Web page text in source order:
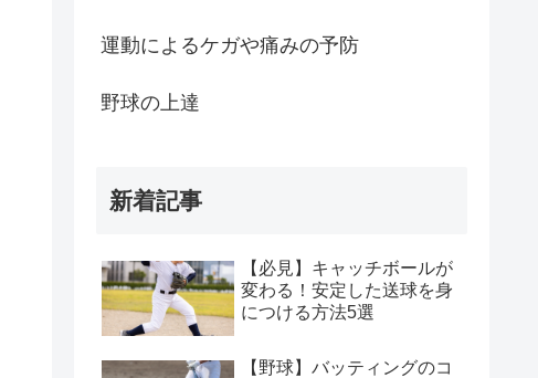
運動によるケガや痛みの予防
野球の上達
新着記事
【必見】キャッチボールが
変わる！安定した送球を身
につける方法5選
【野球】バッティングのコ